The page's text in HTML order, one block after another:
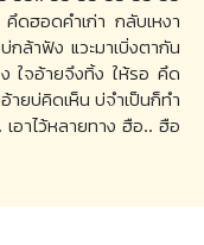
คึดฮอดคำเก่า กลับเหงา
ล้าฟัง แวะมาเบิ่งตากัน
ใจอ้ายจึงทิ้ง ให้รอ คึด
ยบ่คิดเห็น บ่จำเป็นก็ทำ
อาไว้หลายทาง ฮือ.. ฮือ